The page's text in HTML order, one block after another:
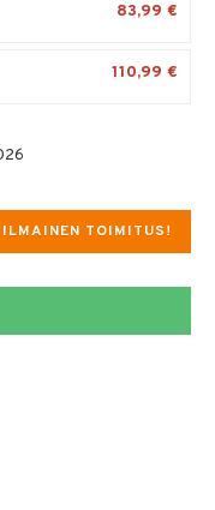
83,99 €
110,99 €
ILMAINEN TOIMITUS!